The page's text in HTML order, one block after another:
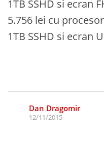
1TB SSHD si ecran
5.756 lei cu
1TB SSHD si ecran
Dan Dragomir
12/11/2015